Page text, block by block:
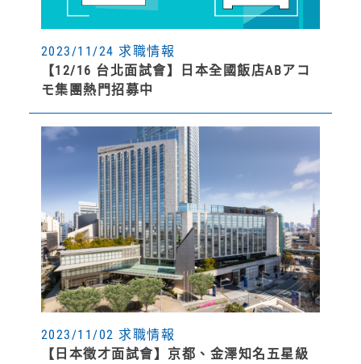
2023/11/24 求職情報
【12/16 台北面試會】日本全國飯店ABアコ
モ集團熱門招募中
2023/11/02 求職情報
【日本徵才面試會】京都、金澤知名五星級